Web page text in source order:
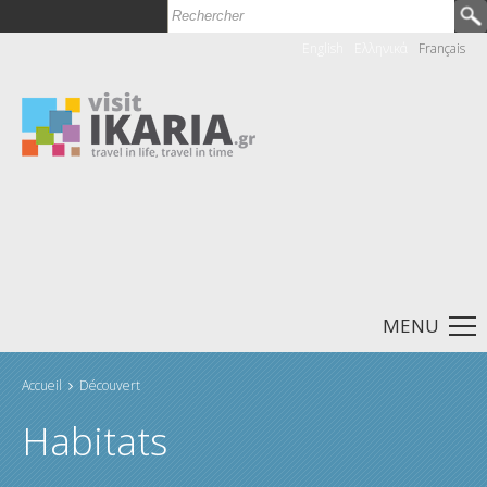
Formulaire de recherche
Rechercher
Français
MENU
Accueil Découvert
Habitats